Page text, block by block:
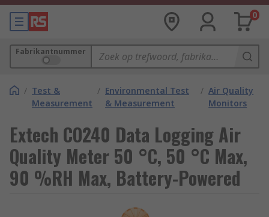
0
Fabrikantnummer
/ Test &
Measurement
/ Environmental Test
& Measurement
/ Air Quality
Monitors
Extech CO240 Data Logging Air
Quality Meter 50 °C, 50 °C Max,
90 %RH Max, Battery-Powered